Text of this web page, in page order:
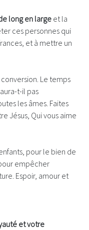
long en large et la
ces personnes qui
et à mettre un
Le temps
t-il pas
les âmes. Faites
Jésus, Qui vous aime
pour le bien de
empêcher
Espoir, amour et
et votre